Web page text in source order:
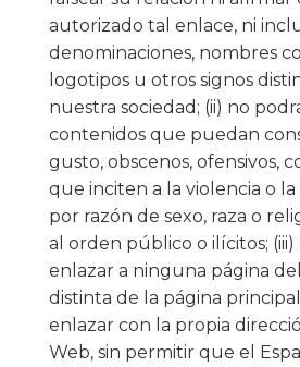
autorizado tal enlace, ni
denominaciones, nombres
logotipos u otros signos
nuestra sociedad; (ii) no
contenidos que puedan
gusto, obscenos, ofensivos,
que inciten a la violencia o
por razón de sexo, raza o
al orden público o ilícitos;
enlazar a ninguna página
distinta de la página
enlazar con la propia
Web, sin permitir que el